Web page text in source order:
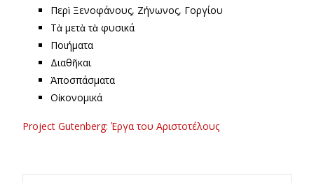
Περὶ Ξενοφάνους, Ζήνωνος, Γοργίου
Τὰ μετὰ τὰ φυσικά
Ποιήματα
Διαθῆκαι
Ἀποσπάσματα
Οἰκονομικά
Project Gutenberg: Έργα του Αριστοτέλους